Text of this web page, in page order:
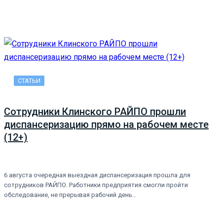
СТАТЬИ
Сотрудники Клинского РАЙПО прошли
диспансеризацию прямо на рабочем месте
(12+)
6 августа очередная выездная диспансеризация прошла для
сотрудников РАЙПО. Работники предприятия смогли пройти
обследование, не прерывая рабочий день…